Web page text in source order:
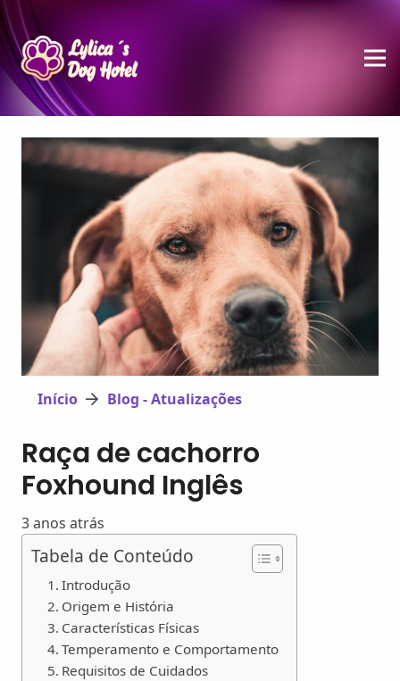
Início Blog - Atualizações
Raça de cachorro
Foxhound Inglês
3 anos atrás
Tabela de Conteúdo
Introdução
Origem e História
Características Físicas
Temperamento e Comportamento
Requisitos de Cuidados